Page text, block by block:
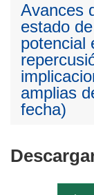
Avances
estado
potencial
amplias
fecha)